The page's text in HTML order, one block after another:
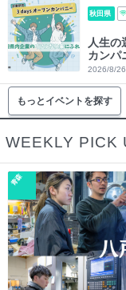
秋田県
人生の
カンパ
2026/8/
もっとイベントを探す
WEEKLY PICK
青森